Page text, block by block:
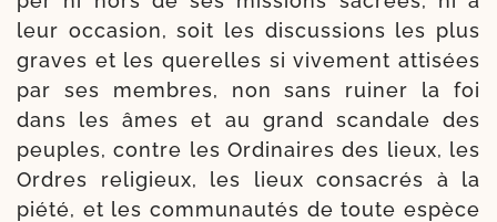
leur occa­sion, soit les dis­cus­sions les plus
graves et les que­relles si vive­ment atti­sées
par ses membres, non sans rui­ner la foi
dans les âmes et au grand scan­dale des
peuples, contre les Ordinaires des lieux, les
Ordres reli­gieux, les lieux consa­crés à la
pié­té, et les com­mu­nau­tés de toute espèce